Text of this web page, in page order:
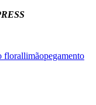
florallimãopegamento